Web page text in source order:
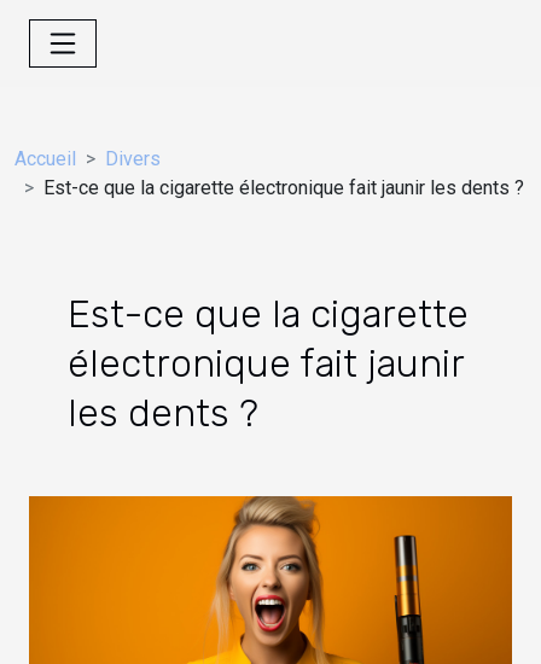
Accueil
Divers
Est-ce que la cigarette électronique fait jaunir les dents ?
Est-ce que la cigarette
électronique fait jaunir
les dents ?